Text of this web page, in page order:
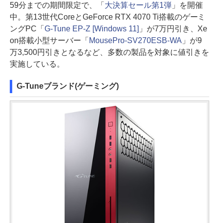
59分までの期間限定で、「 大決算セール第1弾」を開催
中。第13世代CoreとGeForce RTX 4070 Ti搭載のゲーミ
ングPC「 G-Tune EP-Z [Windows 11] 」が7万円引き、Xe
on搭載小型サーバー「 MousePro-SV270ESB-WA 」が9
万3,500円引きとなるなど、多数の製品を対象に値引きを
実施している。
G-Tuneブランド(ゲーミング)